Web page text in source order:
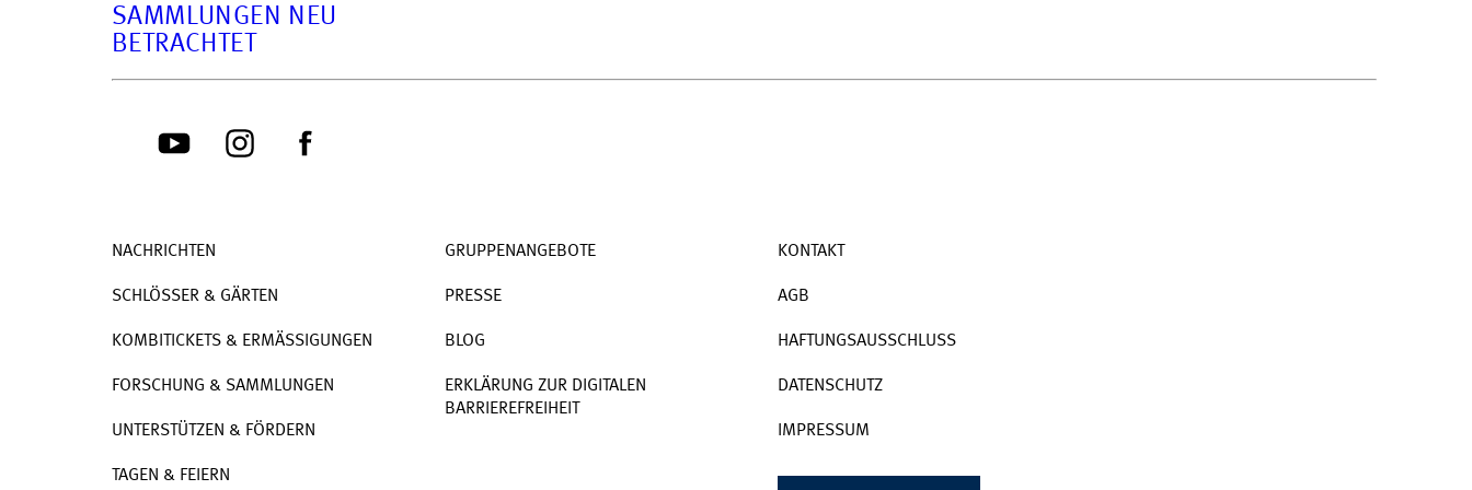
SAMMLUNGEN NEU
BETRACHTET
NACHRICHTEN
SCHLÖSSER & GÄRTEN
KOMBITICKETS & ERMÄSSIGUNGEN
FORSCHUNG & SAMMLUNGEN
UNTERSTÜTZEN & FÖRDERN
TAGEN & FEIERN
GRUPPENANGEBOTE
PRESSE
BLOG
ERKLÄRUNG ZUR DIGITALEN
BARRIEREFREIHEIT
KONTAKT
AGB
HAFTUNGSAUSSCHLUSS
DATENSCHUTZ
IMPRESSUM